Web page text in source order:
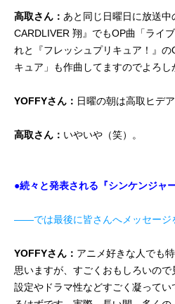
高取さん： あと同じ日曜日に放送
CARDLIVER 翔』でもOP曲「ライ
れと『フレッシュプリキュア！』
キュア」も作曲してますのでよろし
YOFFYさん： 日曜の朝は高取ヒデ
高取さん： いやいや（笑）。
●続々と発表される『シンケンジャ
――では最後に皆さんへメッセージ
YOFFYさん： アニメ好きな人でも
思いますが、すごくおもしろいので
設定やドラマ性などすごく凝って